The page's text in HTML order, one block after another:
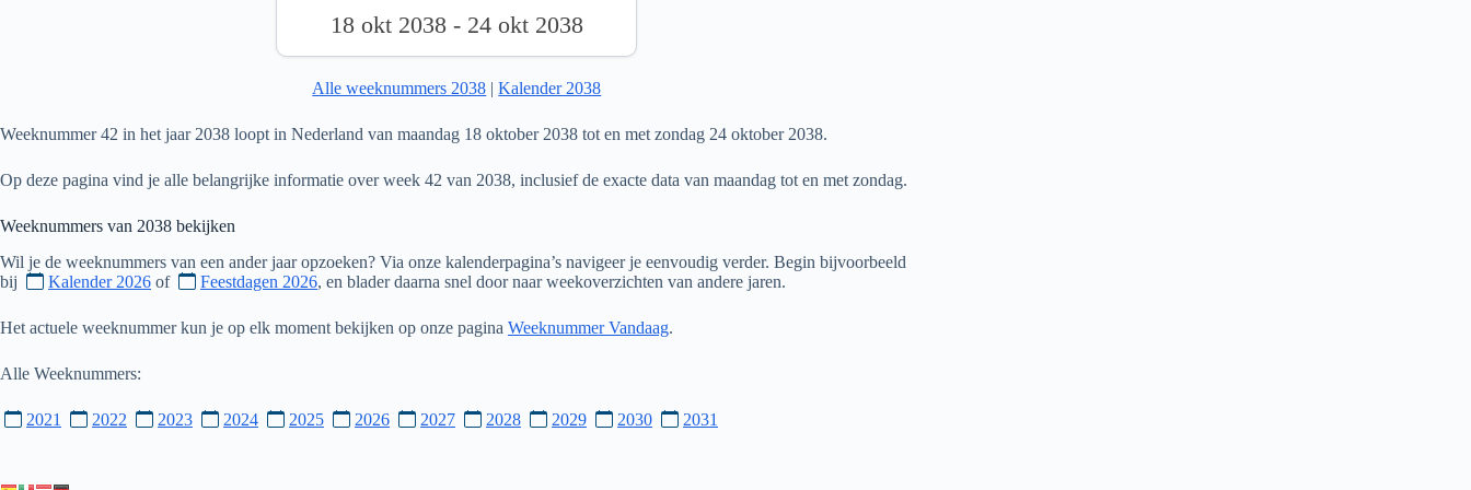
18 okt 2038 - 24 okt 2038
Alle weeknummers 2038 |Kalender 2038
Weeknummer 42 in het jaar 2038 loopt in Nederland van maandag 18 oktober 2038 tot en met zondag 24 oktober 2038.
Op deze pagina vind je alle belangrijke informatie over week 42 van 2038, inclusief de exacte data van maandag tot en met zondag.
Weeknummers van 2038 bekijken
Wil je de weeknummers van een ander jaar opzoeken? Via onze kalenderpagina’s navigeer je eenvoudig verder. Begin bijvoorbeeld
bij
Kalender 2026 of Feestdagen 2026, en blader daarna snel door naar weekoverzichten van andere jaren.
Het actuele weeknummer kun je op elk moment bekijken op onze pagina Weeknummer Vandaag.
Alle Weeknummers:
2021 2022 2023 2024 2025 2026 2027 2028 2029 2030 2031